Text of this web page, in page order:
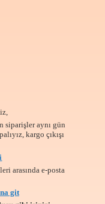
siparişler aynı gün
kargo çıkışı
arasında e-posta
git